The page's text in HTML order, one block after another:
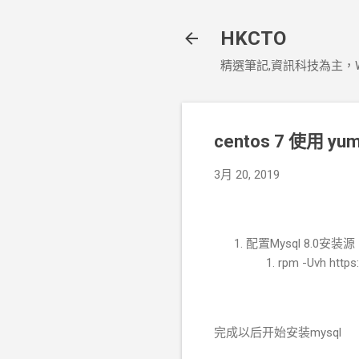
HKCTO
精選筆記,資訊科技為主，
centos 7 使用
3月 20, 2019
配置Mysql 8.0安装源
rpm -Uvh
完成以后开始安装mysql